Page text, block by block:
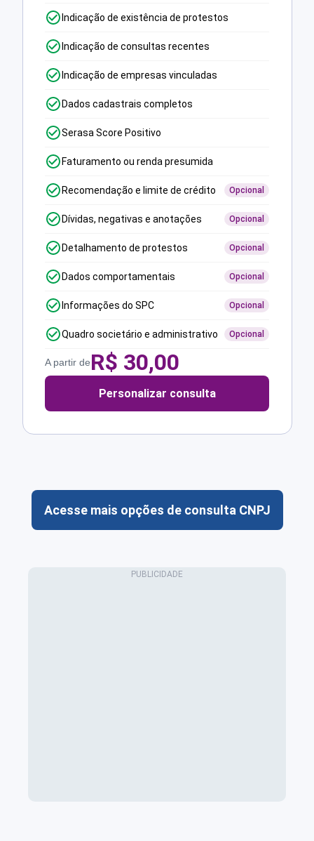
Indicação de existência de protestos
Indicação de consultas recentes
Indicação de empresas vinculadas
Dados cadastrais completos
Serasa Score Positivo
Faturamento ou renda presumida
Recomendação e limite de crédito Opcional
Dívidas, negativas e anotações Opcional
Detalhamento de protestos Opcional
Dados comportamentais Opcional
Informações do SPC Opcional
Quadro societário e administrativo Opcional
A partir deR$ 30,00
Personalizar consulta
Acesse mais opções de consulta CNPJ